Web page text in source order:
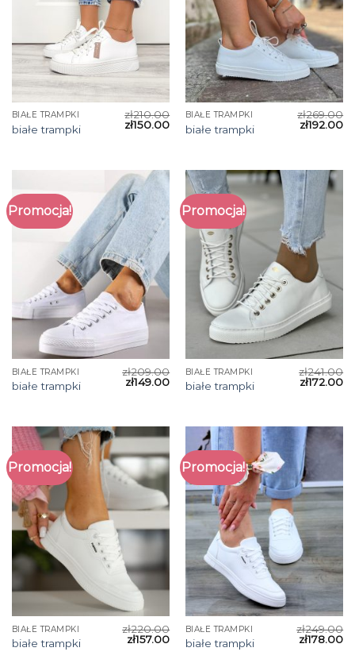
BIAŁE TRAMPKI
białe trampki
zł210.00
zł150.00
BIAŁE TRAMPKI
białe trampki
zł269.00
zł192.00
Promocja!
BIAŁE TRAMPKI
białe trampki
zł209.00
zł149.00
Promocja!
BIAŁE TRAMPKI
białe trampki
zł241.00
zł172.00
Promocja!
BIAŁE TRAMPKI
białe trampki
zł220.00
zł157.00
Promocja!
BIAŁE TRAMPKI
białe trampki
zł249.00
zł178.00